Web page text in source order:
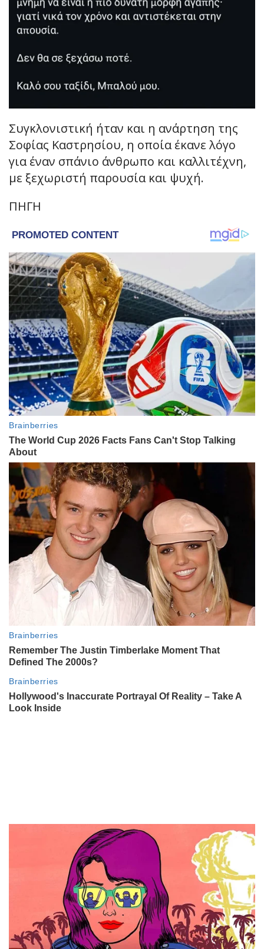
Συγκλονιστική ήταν και η ανάρτηση της
Σοφίας Καστρησίου, η οποία έκανε λόγο
για έναν σπάνιο άνθρωπο και καλλιτέχνη,
με ξεχωριστή παρουσία και ψυχή.
ΠΗΓΗ